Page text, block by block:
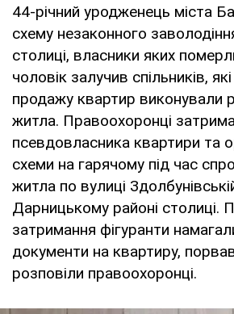
44-річний уродженець міста
схему незаконного
столиці, власники яких
чоловік залучив спільників,
продажу квартир виконували
житла. Правоохоронці
псевдовласника квартири та
схеми на гарячому під час
житла по вулиці
Дарницькому районі столиці.
затримання фігуранти
документи на квартиру,
розповіли правоохоронці.